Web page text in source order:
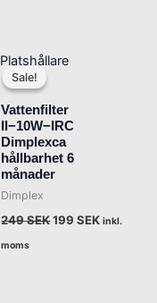
Sale!
Sale!
Vattenfilter
Il−10W−IRC
Dimplexca
hållbarhet 6
månader
Dimplex
249SEK
Det
ursprungliga
249 SEK.
199SEK inkl.
moms